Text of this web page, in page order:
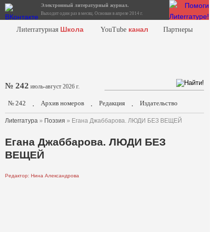
Электронный литературный журнал.
Выходит один раз в месяц. Основан в апреле 2014 г.
Лиterraтурная Школа YouTube канал Партнеры
№ 242 июль-август 2026 г.
№ 242 . Архив номеров . Редакция . Издательство
Лиterraтура » Поэзия » Егана Джаббарова. ЛЮДИ БЕЗ ВЕЩЕЙ
Егана Джаббарова. ЛЮДИ БЕЗ
ВЕЩЕЙ
Редактор: Нина Александрова